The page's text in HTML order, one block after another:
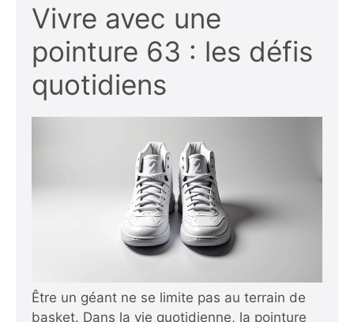
Vivre avec une
pointure 63 : les défis
quotidiens
Être un géant ne se limite pas au terrain de
basket. Dans la vie quotidienne, la pointure